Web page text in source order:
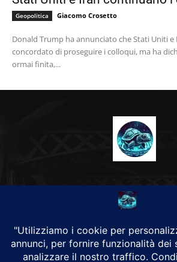
Geopolitica Giacomo Crosetto
Donald Trump ha annunciato che Stati Uniti e
concordato di proseguire i colloqui, ma ha
ormai finita,...
CHI SIAMO
Alground Geopolitica e Cyberwarfare.
Da una idea di Brunilde Trizio